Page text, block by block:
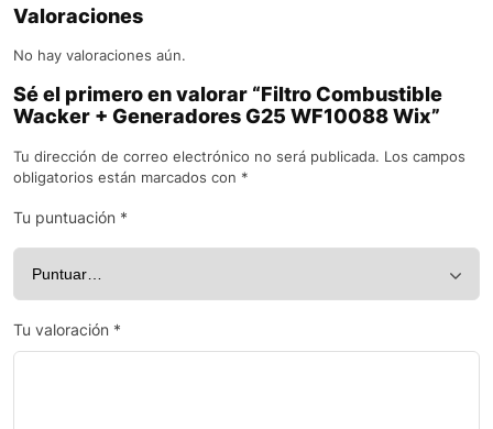
Valoraciones
No hay valoraciones aún.
Sé el primero en valorar “Filtro Combustible
Wacker + Generadores G25 WF10088 Wix”
Tu dirección de correo electrónico no será publicada. Los campos
obligatorios están marcados con *
Tu puntuación *
Tu valoración *